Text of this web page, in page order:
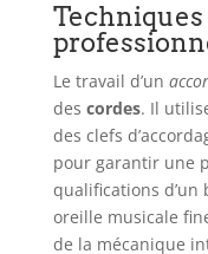
Techniques
Le travail d’un
des cordes. Il
des clefs
pour garantir une
qualifications d’un
oreille musicale
de la mécanique